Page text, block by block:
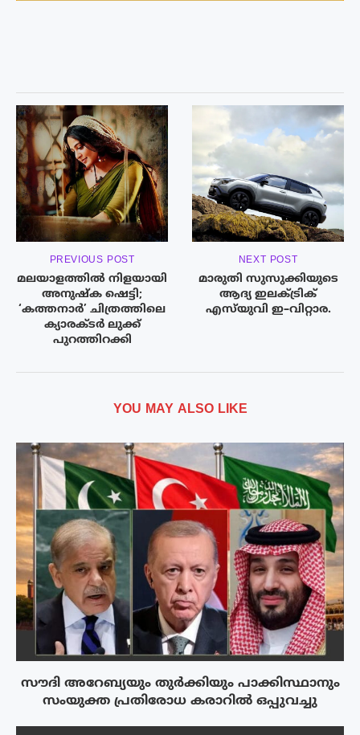
PREVIOUS POST
മലയാളത്തിൽ നിളയായി
അനുഷ്ക ഷെട്ടി;
‘കത്തനാർ’ ചിത്രത്തിലെ
ക്യാരക്ടർ ലുക്ക്
പുറത്തിറക്കി
NEXT POST
മാരുതി സുസുക്കിയുടെ
ആദ്യ ഇലക്ട്രിക്
എസ്‍യുവി ഇ–വിറ്റാര.
YOU MAY ALSO LIKE
സൗദി അറേബ്യയും തുർക്കിയും പാക്കിസ്ഥാനും
സംയുക്ത പ്രതിരോധ കരാറിൽ ഒപ്പുവച്ചു